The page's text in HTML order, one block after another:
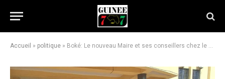
Accueil » politique » Boké: Le nouveau Maire et ses conseillers chez le gouverneur, le développement de Kakandé et la lutte contre le clanisme en débat